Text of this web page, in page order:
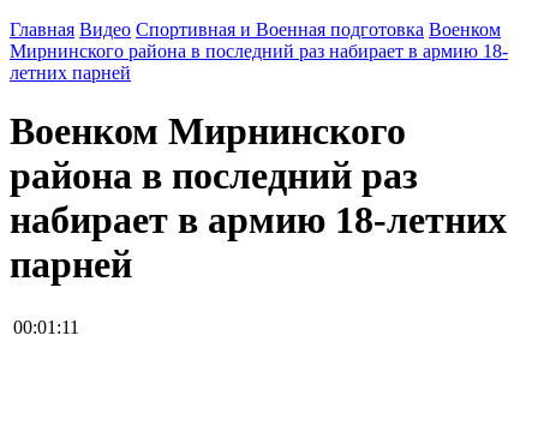
Главная Видео Спортивная и Военная подготовка Военком
Мирнинского района в последний раз набирает в армию 18-
летних парней
Военком Мирнинского
района в последний раз
набирает в армию 18-летних
парней
00:01:11